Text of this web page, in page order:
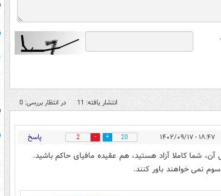
انتشار یافته: 11 در انتظار بررسی: 0
۱۸:۴۷ - ۱۴۰۲/۰۹/۱۷ 20
2 پاسخ
آن، شما کاملا آزاد هستید، هم عقیده مافیای حاکم باشید.
نمی خواهند باور کنند.